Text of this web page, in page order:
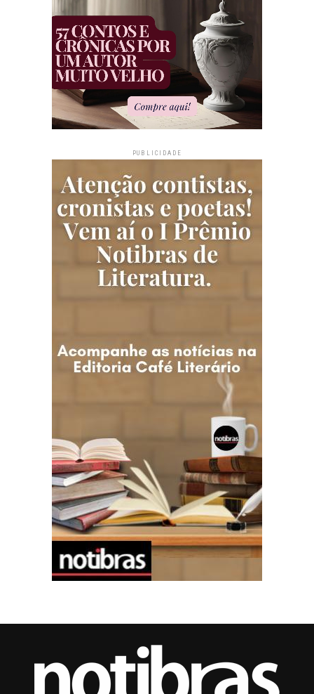
PUBLICIDADE